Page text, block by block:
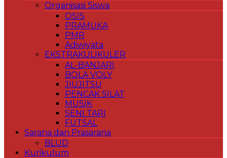
Organisasi Siswa
OSIS
PRAMUKA
PMR
Adiwiyata
EKSTRAKULIKULER
AL-BANJARI
BOLA VOLY
JIUJITSU
PENCAK SILAT
MUSIK
SENI TARI
FUTSAL
Sarana dan Prasarana
BLUD
Kurikulum